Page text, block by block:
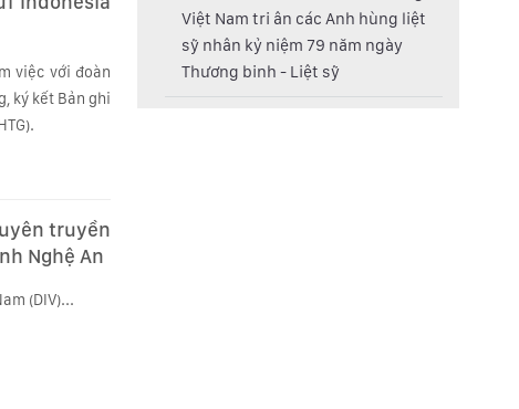
việc với đoàn
ký kết Bản ghi
truyền
Nghệ An
(DIV)...
Việt Nam tri ân các Anh hùng liệt
sỹ nhân kỷ niệm 79 năm ngày
Thương binh - Liệt sỹ